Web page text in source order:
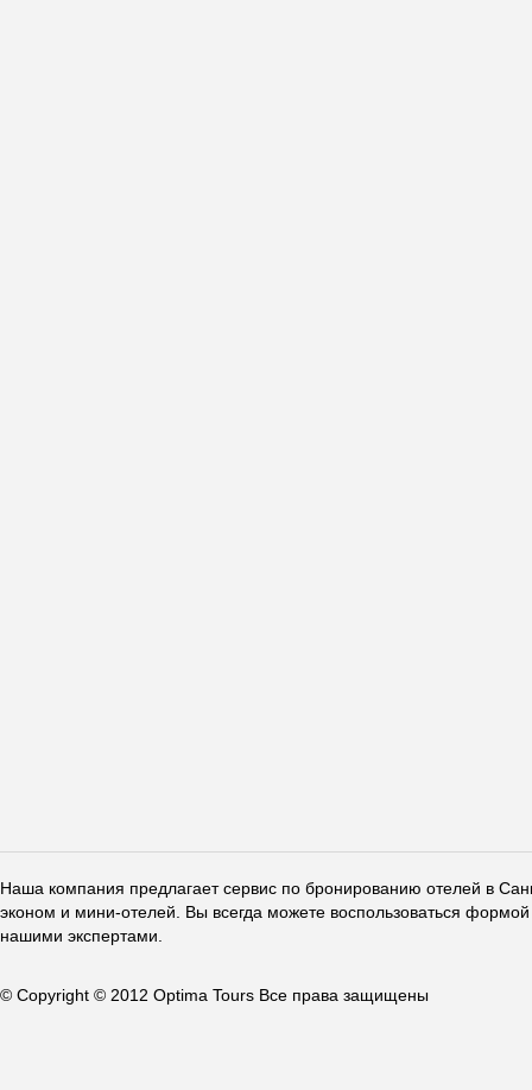
Наша компания предлагает сервис по бронированию отелей в
эконом и мини-отелей. Вы всегда можете воспользоваться
нашими экспертами.
© Copyright © 2012 Optima Tours Все права защищены